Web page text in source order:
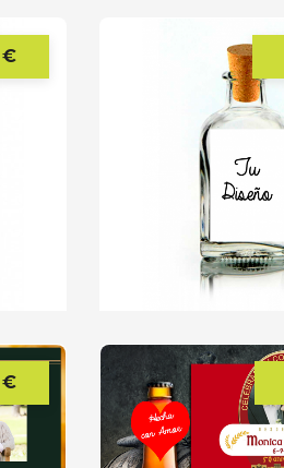
€
Precio
€